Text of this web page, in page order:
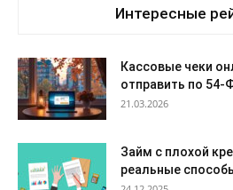
Интересные
Кассовые чеки
отправить по 54-
21.03.2026
Займ с плохой
реальные